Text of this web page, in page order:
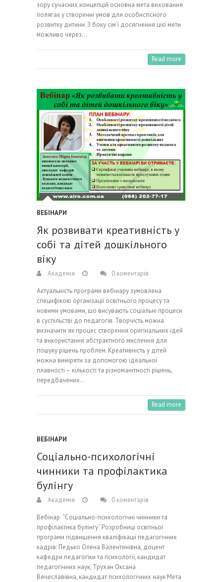
зору сучасних концепцій основна мета виховання
полягає у створенні умов для особистісного
розвитку дитини. З боку сім’ї досягнення цієї мети
можливо через…
Read more
ВЕБІНАРИ
Як розвивати креативність у
собі та дітей дошкільного
віку
Академія 0 коментарів
Актуальність програми вебінару зумовлена
специфікою організації освітнього процесу та
новими умовами, що висувають соціальні процеси
в суспільстві до педагогів. Творчість можна
визначити як процес створення оригінальних ідей
та використання абстрактного мислення для
пошуку рішень проблем. Креативність у дітей
можна виміряти за допомогою ідеальної
плавності – кількості та різноманітності рішень,
передбачених…
Read more
ВЕБІНАРИ
Соціально-психологічні
чинники та профілактика
булінгу
Академія 0 коментарів
Вебінар “Соціально-психологічні чинники та
профілактика булінгу“ Розробниці освітньої
програми підвищення кваліфікації педагогічних
кадрів: Педько Олена Валентинівна, доцент
кафедри педагогіки та психології, кандидат
педагогічних наук, Трухан Оксана
Вячеславівна, кандидат психологічних наук Мета